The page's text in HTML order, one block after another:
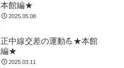
本館編★
2025.05.08
正中線交差の運動💪★本館
編★
2025.03.11